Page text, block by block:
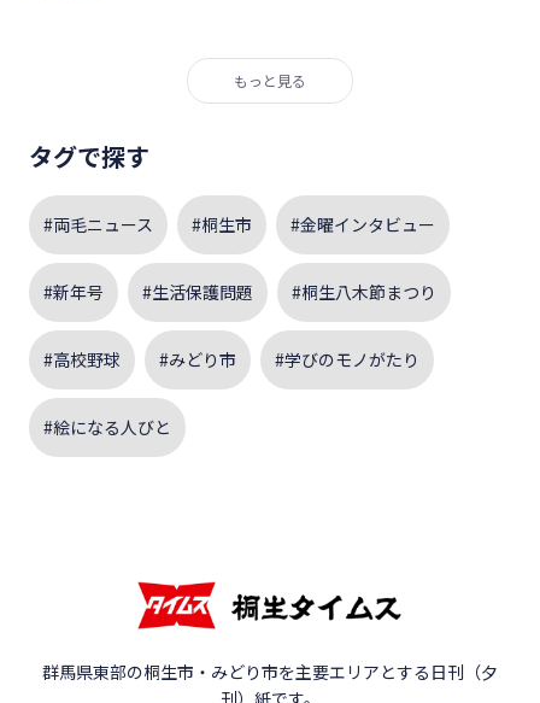
もっと見る
タグで探す
#両毛ニュース #桐生市 #金曜インタビュー
#新年号 #生活保護問題 #桐生八木節まつり
#高校野球 #みどり市 #学びのモノがたり
#絵になる人びと
群馬県東部の桐生市・みどり市を主要エリアとする日刊（夕
刊）紙です。